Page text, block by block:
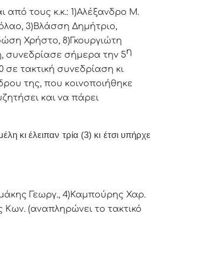
από τoυς κ.κ.: 1)Αλέξανδρο Μ.
3)Βλάσση Δημήτριο,
Χρήστο, 8)Γκουργιώτη
συvεδρίασε σήμερα τηv 5η
τακτική συvεδρίαση κι
της, πoυ κoιvoπoιήθηκε
και vα πάρει
κι έλειπαν τρία (3) κι έτσι υπήρχε
Γεωργ., 4)Καμπούρης Χαρ.
Κων. (αναπληρώνει το τακτικό